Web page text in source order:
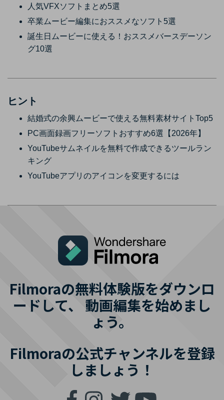
人気VFXソフトまとめ5選
卒業ムービー編集におススメなソフト5選
誕生日ムービーに使える！おススメバースデーソン
グ10選
ヒント
結婚式の余興ムービーで使える無料素材サイトTop5
PC画面録画フリーソフトおすすめ6選【2026年】
YouTubeサムネイルを無料で作成できるツールラン
キング
YouTubeアプリのアイコンを変更するには
Filmoraの無料体験版をダウンロ
ードして、 動画編集を始めまし
ょう。
Filmoraの公式チャンネルを登録
しましょう！